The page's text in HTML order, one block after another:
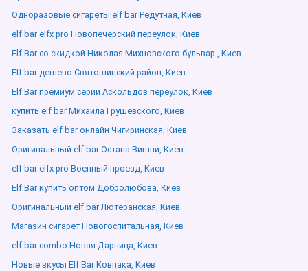
Одноразовые сигареты elf bar Редутная, Киев
elf bar elfx pro Новопечерский переулок, Киев
Elf Bar со скидкой Николая Михновского бульвар , Киев
Elf bar дешево Святошинский район, Киев
Elf Bar премиум серии Аскольдов переулок, Киев
купить elf bar Михаила Грушевского, Киев
Заказать elf bar онлайн Чигиринская, Киев
Оригинальный elf bar Остапа Вишни, Киев
elf bar elfx pro Военный проезд, Киев
Elf Bar купить оптом Добролюбова, Киев
Оригинальный elf bar Лютеранская, Киев
Магазин сигарет Новогоспитальная, Киев
elf bar combo Новая Дарница, Киев
Новые вкусы Elf Bar Ковпака, Киев